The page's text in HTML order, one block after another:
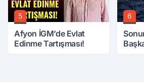
5
Afyon İGM’de Evlat
Edinme Tartışması!
6